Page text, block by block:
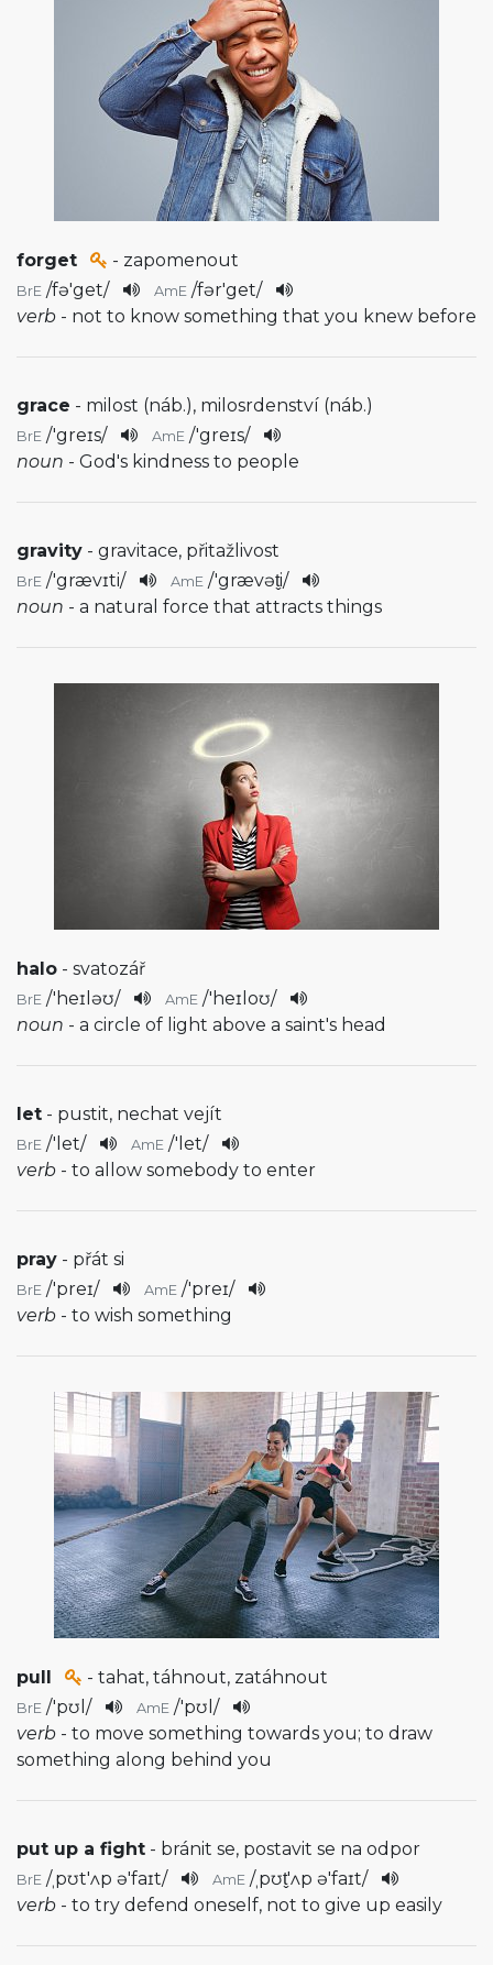
forget - zapomenout
BrE /fə'get/ AmE /fər'get/
verb - not to know something that you knew before
grace - milost (náb.), milosrdenství (náb.)
BrE /'greɪs/ AmE /'greɪs/
noun - God's kindness to people
gravity - gravitace, přitažlivost
BrE /'grævɪti/ AmE /'grævət̬i/
noun - a natural force that attracts things
halo - svatozář
BrE /'heɪləʊ/ AmE /'heɪloʊ/
noun - a circle of light above a saint's head
let - pustit, nechat vejít
BrE /'let/ AmE /'let/
verb - to allow somebody to enter
pray - přát si
BrE /'preɪ/ AmE /'preɪ/
verb - to wish something
pull - tahat, táhnout, zatáhnout
BrE /'pʊl / AmE /'pʊl /
verb - to move something towards you; to draw
something along behind you
put up a fight - bránit se, postavit se na odpor
BrE /ˌpʊt'ʌp ə'faɪt/ AmE /ˌpʊt̬'ʌp ə'faɪt/
verb - to try defend oneself, not to give up easily